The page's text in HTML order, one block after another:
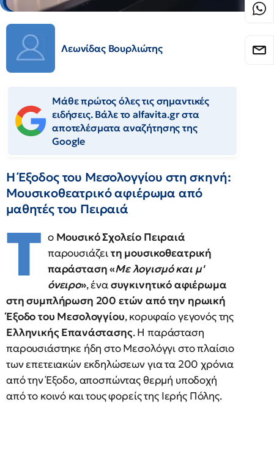
Λεωνίδας Βουρλιώτης
Μάθε πρώτος όλες τις σημαντικές
ειδήσεις. Βάλε το alfavita.gr στα
αποτελέσματα αναζήτησης της
Google
Η Έξοδος του Μεσολογγίου στη σκηνή:
Μουσικοθεατρικό αφιέρωμα από
μαθητές του Πειραιά
Τ ο Μουσικό Σχολείο Πειραιά
παρουσιάζειτη μουσικοθεατρική
παράσταση «Με λογισμό και μ'
όνειρο», ένασυγκινητικό αφιέρωμα
στη συμπλήρωση 200 ετών από την ηρωική
Έξοδο του Μεσολογγίου, κορυφαίο γεγονός της
Ελληνικής Επανάστασης. Η παράσταση
παρουσιάστηκε ήδη στο Μεσολόγγι στο πλαίσιο
των επετειακών εκδηλώσεων για τα 200 χρόνια
από την Έξοδο, αποσπώντας θερμή υποδοχή
από το κοινό και τους φορείς της Ιερής Πόλης.